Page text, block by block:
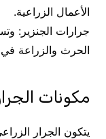
الأعمال الزراعية.
جرارات الجنزير:
الحرث والزراعة
مكونات
يتكون الجرار